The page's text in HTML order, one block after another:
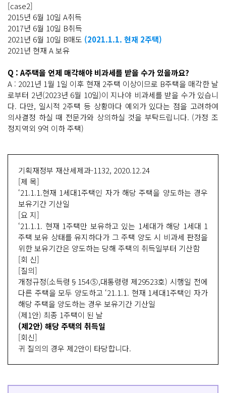
[case2]
2015년 6월 10일 A취득
2017년 6월 10일 B취득
2021년 6월 10일 B매도 (2021.1.1. 현재 2주택)
2021년 현재 A 보유
Q : A주택을 언제 매각해야 비과세를 받을 수가 있을까요?
A : 2021년 1월 1일 이후 현재 2주택 이상이므로 B주택을 매각한 날
로부터 2년(2023년 6월 10일)이 지나야 비과세를 받을 수가 있습니
다. 다만, 일시적 2주택 등 상황마다 예외가 있다는 점을 고려하여
의사결정 하실 때 전문가와 상의하실 것을 부탁드립니다. (가정 조
정지역외 9억 이하 주택)
기획재정부 재산세제과-1132, 2020.12.24
[제 목]
‘21.1.1.현재 1세대1주택인 자가 해당 주택을 양도하는 경우
보유기간 기산일
[요 지]
‘21.1.1. 현재 1주택만 보유하고 있는 1세대가 해당 1세대 1
주택 보유 상태를 유지하다가 그 주택 양도 시 비과세 판정을
위한 보유기간은 양도하는 당해 주택의 취득일부터 기산함
[회 신]
[질의]
개정규정(소득령§154⑤,대통령령 제29523호) 시행일 전에
다른 주택을 모두 양도하고 ‘21.1.1. 현재 1세대1주택인 자가
해당 주택을 양도하는 경우 보유기간 기산일
(제1안) 최종 1주택이 된 날
(제2안) 해당 주택의 취득일
[회신]
귀 질의의 경우 제2안이 타당합니다.